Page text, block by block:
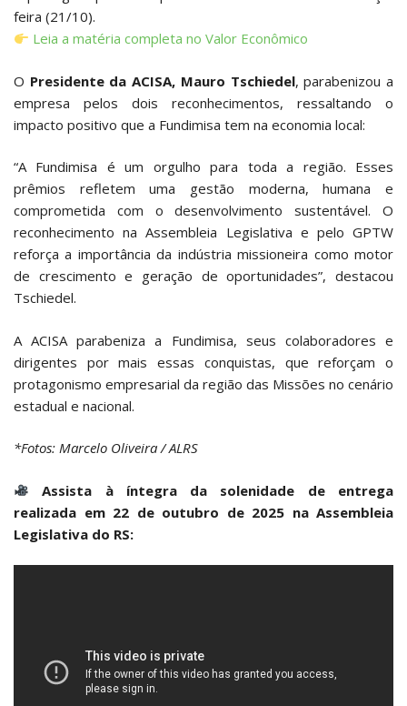
feira (21/10).
Leia a matéria completa no Valor Econômico
O Presidente da ACISA, Mauro Tschiedel, parabenizou a
empresa pelos dois reconhecimentos, ressaltando o
impacto positivo que a Fundimisa tem na economia local:
“A Fundimisa é um orgulho para toda a região. Esses
prêmios refletem uma gestão moderna, humana e
comprometida com o desenvolvimento sustentável. O
reconhecimento na Assembleia Legislativa e pelo GPTW
reforça a importância da indústria missioneira como motor
de crescimento e geração de oportunidades”, destacou
Tschiedel.
A ACISA parabeniza a Fundimisa, seus colaboradores e
dirigentes por mais essas conquistas, que reforçam o
protagonismo empresarial da região das Missões no cenário
estadual e nacional.
*Fotos: Marcelo Oliveira / ALRS
Assista à íntegra da solenidade de entrega
realizada em 22 de outubro de 2025 na Assembleia
Legislativa do RS: